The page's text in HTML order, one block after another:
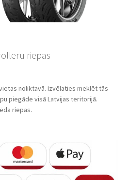
riepas
noliktavā. Izvēlaties meklēt tās
piegāde visā Latvijas teritorijā.
riepas.